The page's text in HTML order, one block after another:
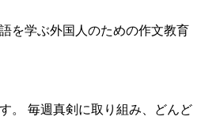
を学ぶ外国人のための作文教育
。 毎週真剣に取り組み、どんど